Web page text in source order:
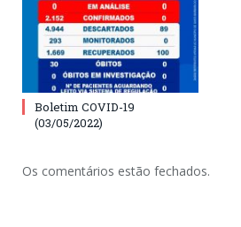
Boletim COVID-19
(03/05/2022)
Os comentários estão fechados.